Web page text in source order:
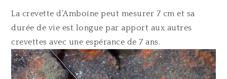
La crevette d’Amboine peut mesurer 7 cm et sa
durée de vie est longue par apport aux autres
crevettes avec une espérance de 7 ans.